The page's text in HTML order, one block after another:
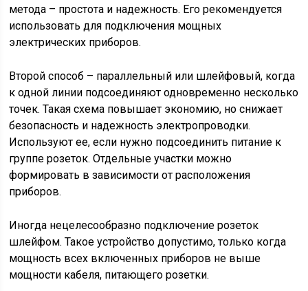
метода – простота и надежность. Его рекомендуется
использовать для подключения мощных
электрических приборов.
Второй способ – параллельный или шлейфовый, когда
к одной линии подсоединяют одновременно несколько
точек. Такая схема повышает экономию, но снижает
безопасность и надежность электропроводки.
Используют ее, если нужно подсоединить питание к
группе розеток. Отдельные участки можно
формировать в зависимости от расположения
приборов.
Иногда нецелесообразно подключение розеток
шлейфом. Такое устройство допустимо, только когда
мощность всех включенных приборов не выше
мощности кабеля, питающего розетки.